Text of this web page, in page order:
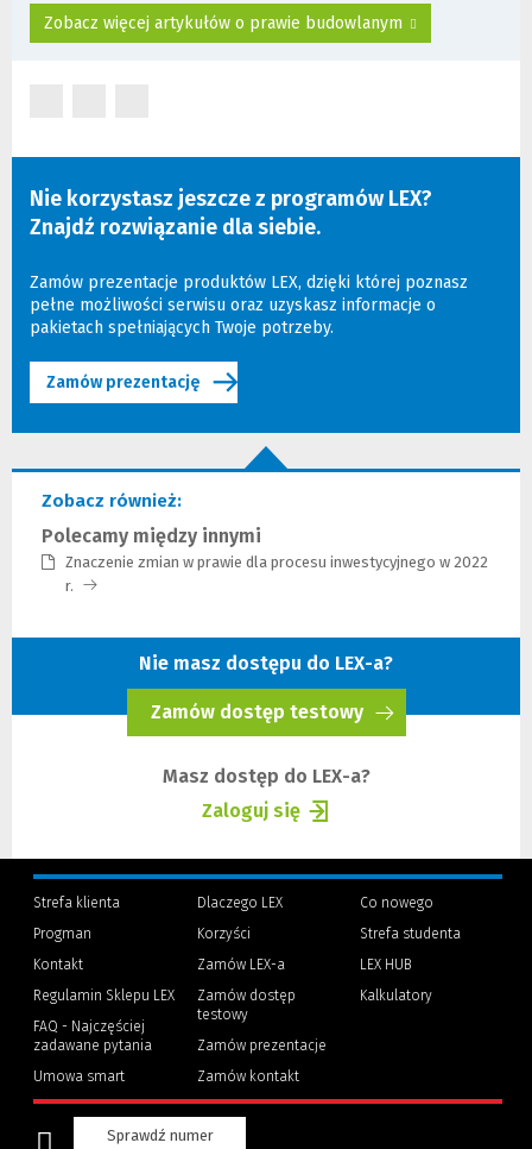
Zobacz więcej artykułów o prawie budowlanym
Nie korzystasz jeszcze z programów LEX?
Znajdź rozwiązanie dla siebie.
Zamów prezentacje produktów LEX, dzięki której poznasz
pełne możliwości serwisu oraz uzyskasz informacje o
pakietach spełniających Twoje potrzeby.
Zamów prezentację
Zobacz również:
Polecamy między innymi
Znaczenie zmian w prawie dla procesu inwestycyjnego w 2022
r.
strony)
Masz dostęp do LEX-a?
Zaloguj się
(Nowe
(Link
innej
strony)
Nie masz dostępu do LEX-a?
Zamów dostęp testowy
(Nowe
Strefa klienta
Progman
Kontakt
Regulamin Sklepu LEX
FAQ - Najczęściej
zadawane pytania
Umowa smart
Dlaczego LEX
Korzyści
Zamów LEX-a
Zamów dostęp
testowy
Zamów prezentacje
Zamów kontakt
Co nowego
Strefa studenta
LEX HUB
innej
strony)
Kalkulatory
Sprawdź numer